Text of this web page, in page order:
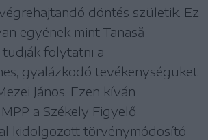
döntés születik. Ez
egyének mint Tanasă
folytatni a
gyalázkodó tevékenységüket
János. Ezen kíván
a Székely Figyelő
kidolgozott törvénymódosító